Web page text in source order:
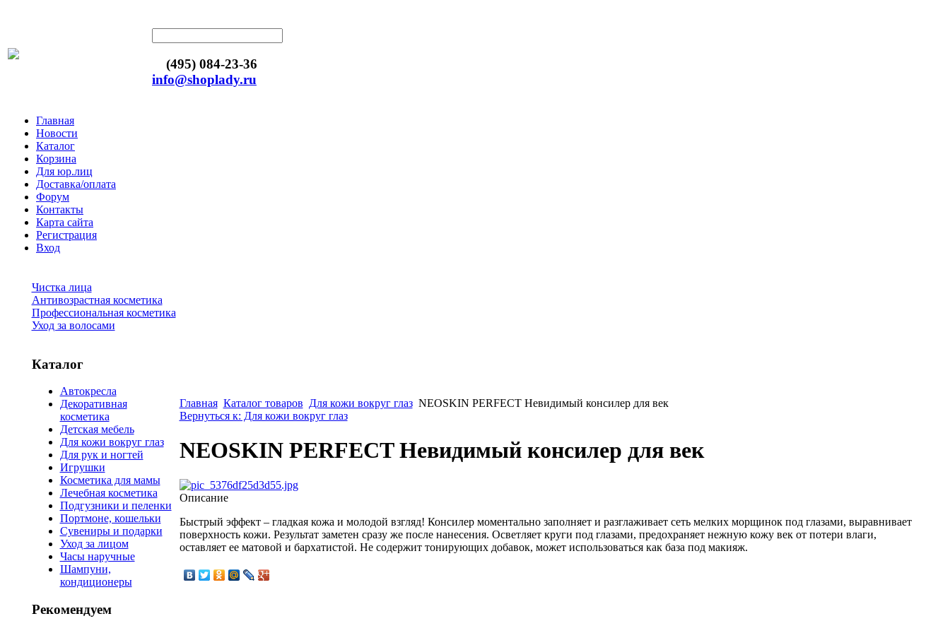
(495) 084-23-36
info@shoplady.ru
Главная
Новости
Каталог
Корзина
Для юр.лиц
Доставка/оплата
Форум
Контакты
Карта сайта
Регистрация
Вход
Чистка лица
Антивозрастная косметика
Профессиональная косметика
Уход за волосами
Каталог
Автокресла
Декоративная
косметика
Детская мебель
Для кожи вокруг глаз
Для рук и ногтей
Игрушки
Косметика для мамы
Лечебная косметика
Подгузники и пеленки
Портмоне, кошельки
Сувениры и подарки
Уход за лицом
Часы наручные
Шампуни,
кондиционеры
Рекомендуем
Главная Каталог товаров Для кожи вокруг глаз NEOSKIN PERFECT Невидимый консилер для век
Вернуться к: Для кожи вокруг глаз
NEOSKIN PERFECT Невидимый консилер для век
Описание
Быстрый эффект – гладкая кожа и молодой взгляд! Консилер моментально заполняет и разглаживает сеть мелких морщинок под глазами, выравнивает
поверхность кожи. Результат заметен сразу же после нанесения. Осветляет круги под глазами, предохраняет нежную кожу век от потери влаги,
оставляет ее матовой и бархатистой. Не содержит тонирующих добавок, может использоваться как база под макияж.